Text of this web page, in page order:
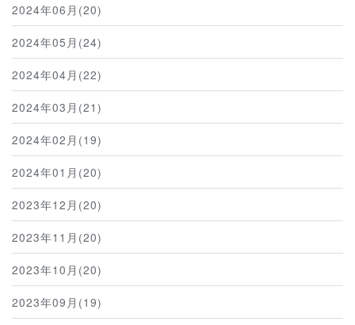
2024年06月(20)
2024年05月(24)
2024年04月(22)
2024年03月(21)
2024年02月(19)
2024年01月(20)
2023年12月(20)
2023年11月(20)
2023年10月(20)
2023年09月(19)